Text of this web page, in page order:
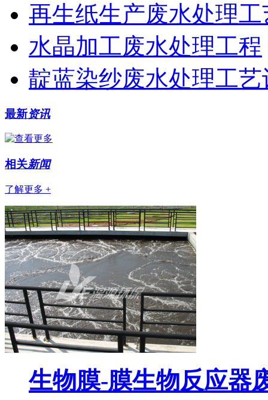
再生纸生产废水处理工
水晶加工废水处理工程
靛蓝染纱废水处理工艺
最新资讯
相关新闻
了解更多 +
生物膜-膜生物反应器